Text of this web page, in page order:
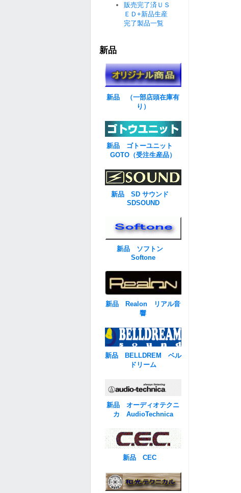
販売完了済ＵＳ
ＥＤ+新品生産
完了製品一覧
新品
新品 （一部店頭在庫有
り）
新品 ゴトーユニット
GOTO（受注生産品）
新品 SD サウンド
SDSOUND
新品 ソフトン
Softone
新品 Realon リアル音
響
新品 BELLDREM ベル
ドリーム
新品 オーディオテクニ
カ AudioTechnica
新品 CEC